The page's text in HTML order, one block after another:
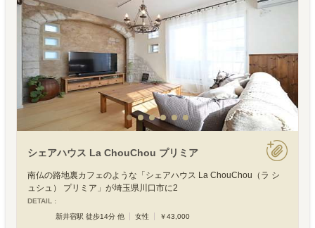
シェアハウス La ChouChou プリミア
南仏の路地裏カフェのような「シェアハウス La ChouChou（ラ シ
ュシュ） プリミア」が埼玉県川口市に2
DETAIL :
新井宿駅 徒歩14分 他
女性 ￥43,000